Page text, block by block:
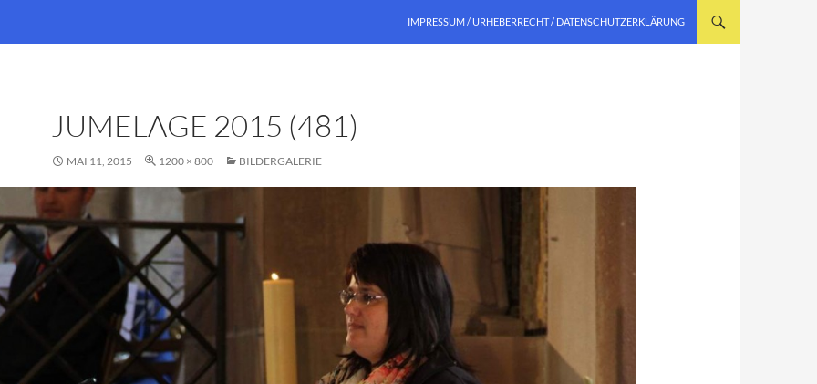
IMPRESSUM / URHEBERRECHT / DATENSCHUTZERKLÄRUNG
JUMELAGE 2015 (481)
MAI 11, 2015 1200 × 800 BILDERGALERIE